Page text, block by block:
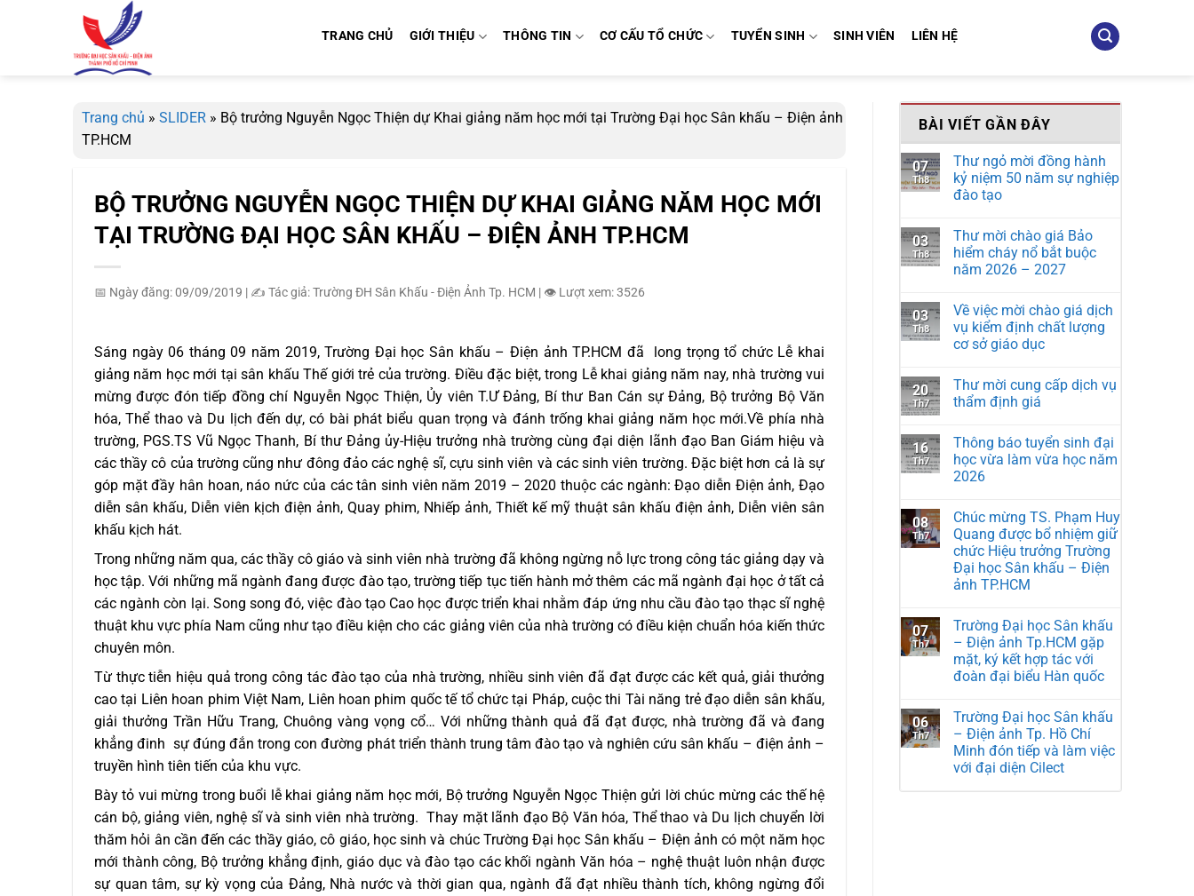
TRANG CHỦ GIỚI THIỆU THÔNG TIN CƠ CẤU TỔ CHỨC TUYỂN SINH SINH VIÊN LIÊN HỆ
Trang chủ » SLIDER » Bộ trưởng Nguyễn Ngọc Thiện dự Khai giảng năm học mới tại Trường Đại học Sân khấu – Điện ảnh
TP.HCM
BỘ TRƯỞNG NGUYỄN NGỌC THIỆN DỰ KHAI GIẢNG NĂM HỌC MỚI
TẠI TRƯỜNG ĐẠI HỌC SÂN KHẤU – ĐIỆN ẢNH TP.HCM
📅 Ngày đăng: 09/09/2019 | ✍️ Tác giả: Trường ĐH Sân Khấu - Điện Ảnh Tp. HCM | 👁️ Lượt xem: 3526
Sáng ngày 06 tháng 09 năm 2019, Trường Đại học Sân khấu – Điện ảnh TP.HCM đã long trọng tổ chức Lễ khai
giảng năm học mới tại sân khấu Thế giới trẻ của trường. Điều đặc biệt, trong Lễ khai giảng năm nay, nhà trường vui
mừng được đón tiếp đồng chí Nguyễn Ngọc Thiện, Ủy viên T.Ư Đảng, Bí thư Ban Cán sự Đảng, Bộ trưởng Bộ Văn
hóa, Thể thao và Du lịch đến dự, có bài phát biểu quan trọng và đánh trống khai giảng năm học mới.Về phía nhà
trường, PGS.TS Vũ Ngọc Thanh, Bí thư Đảng ủy-Hiệu trưởng nhà trường cùng đại diện lãnh đạo Ban Giám hiệu và
các thầy cô của trường cũng như đông đảo các nghệ sĩ, cựu sinh viên và các sinh viên trường. Đặc biệt hơn cả là sự
góp mặt đầy hân hoan, náo nức của các tân sinh viên năm 2019 – 2020 thuộc các ngành: Đạo diễn Điện ảnh, Đạo
diễn sân khấu, Diễn viên kịch điện ảnh, Quay phim, Nhiếp ảnh, Thiết kế mỹ thuật sân khấu điện ảnh, Diễn viên sân
khấu kịch hát.
Trong những năm qua, các thầy cô giáo và sinh viên nhà trường đã không ngừng nỗ lực trong công tác giảng dạy và
học tập. Với những mã ngành đang được đào tạo, trường tiếp tục tiến hành mở thêm các mã ngành đại học ở tất cả
các ngành còn lại. Song song đó, việc đào tạo Cao học được triển khai nhằm đáp ứng nhu cầu đào tạo thạc sĩ nghệ
thuật khu vực phía Nam cũng như tạo điều kiện cho các giảng viên của nhà trường có điều kiện chuẩn hóa kiến thức
chuyên môn.
Từ thực tiễn hiệu quả trong công tác đào tạo của nhà trường, nhiều sinh viên đã đạt được các kết quả, giải thưởng
cao tại Liên hoan phim Việt Nam, Liên hoan phim quốc tế tổ chức tại Pháp, cuộc thi Tài năng trẻ đạo diễn sân khấu,
giải thưởng Trần Hữu Trang, Chuông vàng vọng cổ… Với những thành quả đã đạt được, nhà trường đã và đang
khẳng đinh sự đúng đắn trong con đường phát triển thành trung tâm đào tạo và nghiên cứu sân khấu – điện ảnh –
truyền hình tiên tiến của khu vực.
Bày tỏ vui mừng trong buổi lễ khai giảng năm học mới, Bộ trưởng Nguyễn Ngọc Thiện gửi lời chúc mừng các thế hệ
cán bộ, giảng viên, nghệ sĩ và sinh viên nhà trường. Thay mặt lãnh đạo Bộ Văn hóa, Thể thao và Du lịch chuyển lời
thăm hỏi ân cần đến các thầy giáo, cô giáo, học sinh và chúc Trường Đại học Sân khấu – Điện ảnh có một năm học
mới thành công, Bộ trưởng khẳng định, giáo dục và đào tạo các khối ngành Văn hóa – nghệ thuật luôn nhận được
sự quan tâm, sự kỳ vọng của Đảng, Nhà nước và thời gian qua, ngành đã đạt nhiều thành tích, không ngừng đổi
BÀI VIẾT GẦN ĐÂY
07
Th8
Thư ngỏ mời đồng hành
kỷ niệm 50 năm sự nghiệp
đào tạo
03
Th8
Thư mời chào giá Bảo
hiểm cháy nổ bắt buộc
năm 2026 – 2027
03
Th8
Về việc mời chào giá dịch
vụ kiểm định chất lượng
cơ sở giáo dục
20
Th7
Thư mời cung cấp dịch vụ
thẩm định giá
16
Th7
Thông báo tuyển sinh đại
học vừa làm vừa học năm
2026
08
Th7
Chúc mừng TS. Phạm Huy
Quang được bổ nhiệm giữ
chức Hiệu trưởng Trường
Đại học Sân khấu – Điện
ảnh TP.HCM
07
Th7
Trường Đại học Sân khấu
– Điện ảnh Tp.HCM gặp
mặt, ký kết hợp tác với
đoàn đại biểu Hàn quốc
06
Th7
Trường Đại học Sân khấu
– Điện ảnh Tp. Hồ Chí
Minh đón tiếp và làm việc
với đại diện Cilect